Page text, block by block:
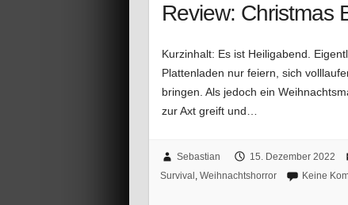
Review: Christmas
Kurzinhalt: Es ist Heiligabend.
Plattenladen nur feiern, sich
bringen. Als jedoch ein
zur Axt greift und…
Sebastian 15. Dezember 2022
Survival , Weihnachtshorror Keine